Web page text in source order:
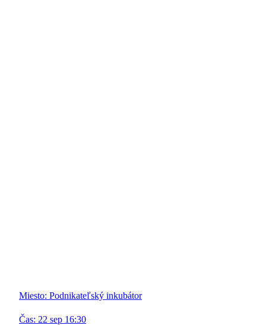
Miesto: Podnikateľský inkubátor
Čas: 22 sep 16:30